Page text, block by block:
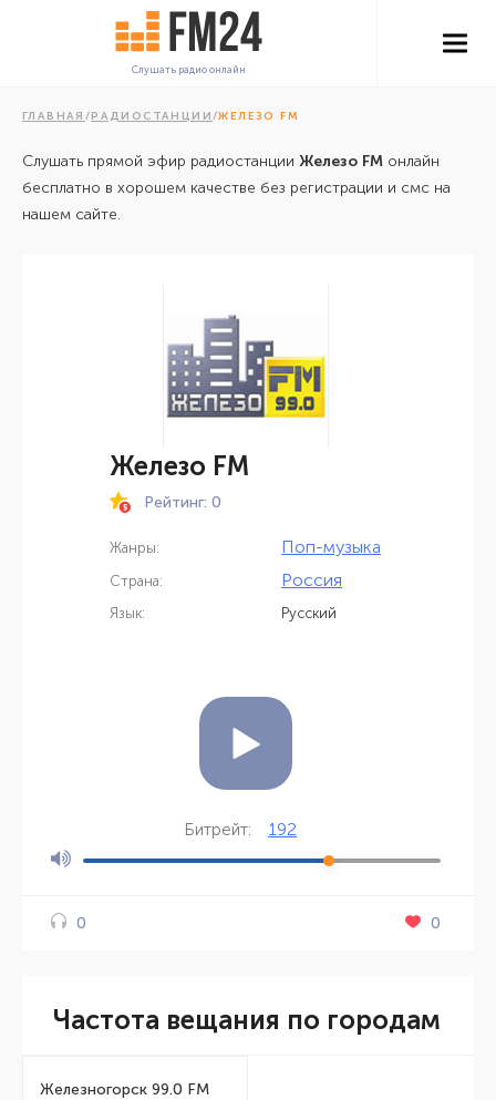
Слушать радио онлайн
ГЛАВНАЯ /РАДИОСТАНЦИИ/ЖЕЛЕЗО FM
Слушать прямой эфир радиостанции Железо FM онлайн
бесплатно в хорошем качестве без регистрации и смс на
нашем сайте.
Железо FM
Рейтинг: 0
Жанры: Поп-музыка
Страна: Россия
Язык: Русский
Битрейт: 192
0 0
Частота вещания по городам
Железногорск 99.0 FM